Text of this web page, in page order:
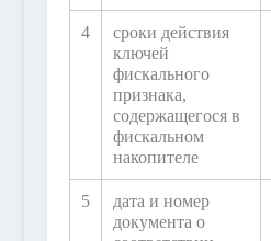
4
сроки действия
ключей
фискального
признака,
содержащегося в
фискальном
накопителе
5
дата и номер
документа о